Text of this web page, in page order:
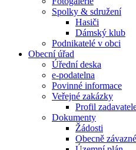
Spolky & sdružení
Hasiči
Dámský klub
Podnikatelé v obci
Obecní úřad
Úřední deska
e-podatelna
Povinné informace
Veřejné zakázky
Profil
Dokumenty
Žádosti
Obecně